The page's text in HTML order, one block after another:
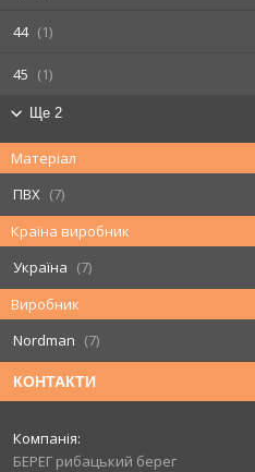
44 1
45 1
Ще 2
Матеріал
ПВХ
7
Країна виробник
Україна
7
Виробник
Nordman
7
КОНТАКТИ
БЕРЕГ рибацький берег